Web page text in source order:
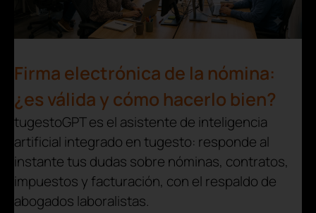
Firma electrónica de la nómina:
¿es válida y cómo hacerlo bien?
tugestoGPT es el asistente de inteligencia
artificial integrado en tugesto: responde al
instante tus dudas sobre nóminas, contratos,
impuestos y facturación, con el respaldo de
abogados laboralistas.